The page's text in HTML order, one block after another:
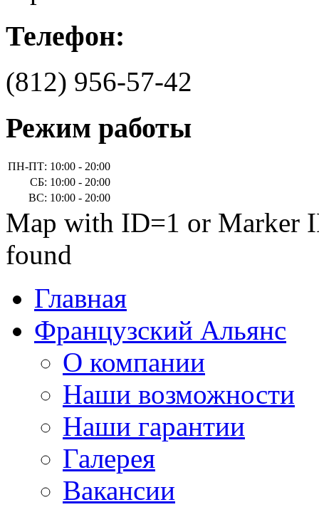
Телефон:
(812) 956-57-42
Режим работы
ПН-ПТ: 10:00 - 20:00
СБ: 10:00 - 20:00
ВС: 10:00 - 20:00
Map with ID=1 or Marker
found
Главная
Французский Альянс
О компании
Наши возможности
Наши гарантии
Галерея
Вакансии